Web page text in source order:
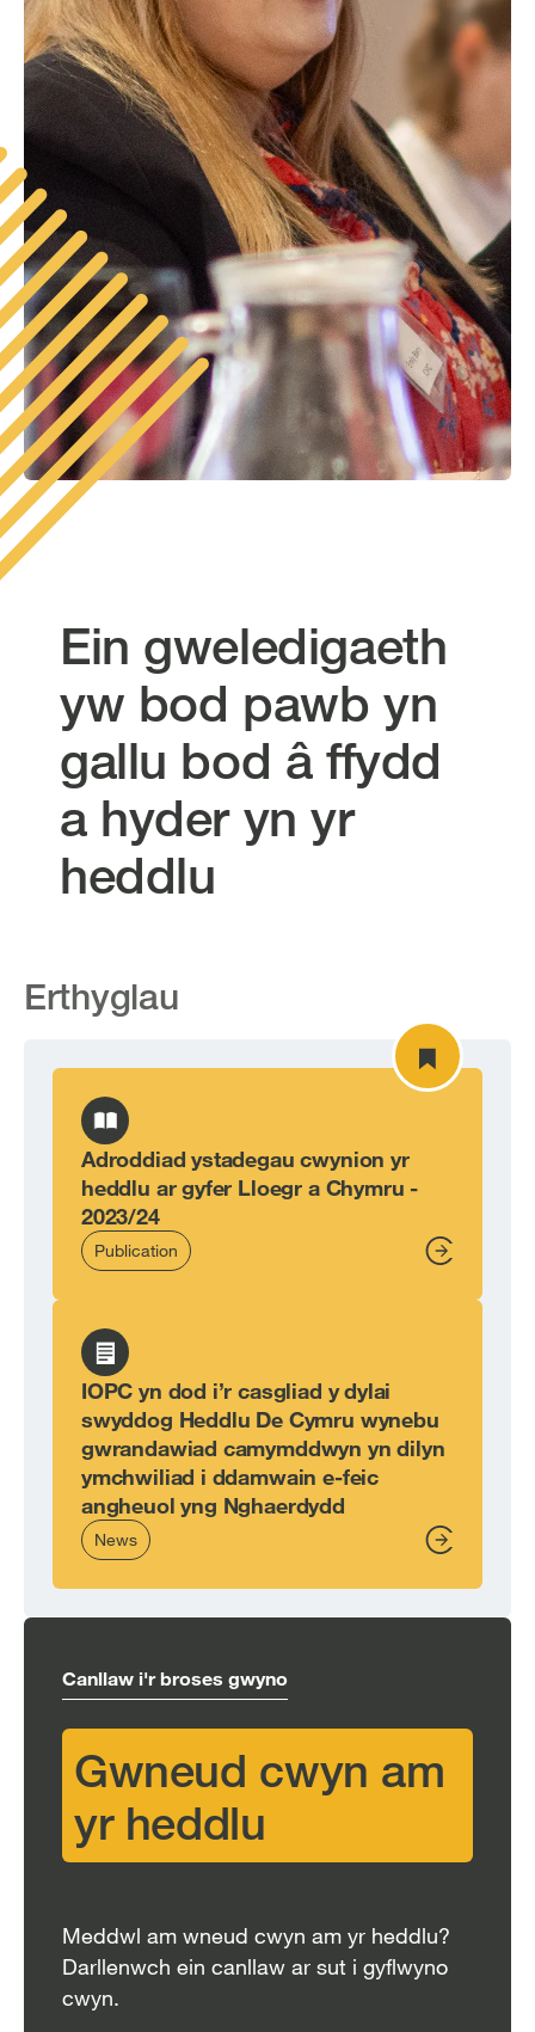
Ein gweledigaeth
yw bod pawb yn
gallu bod â ffydd
a hyder yn yr
heddlu
Erthyglau
Adroddiad ystadegau cwynion yr
heddlu ar gyfer Lloegr a Chymru -
2023/24
From,
Publication
IOPC yn dod i’r casgliad y dylai
swyddog Heddlu De Cymru wynebu
gwrandawiad camymddwyn yn dilyn
ymchwiliad i ddamwain e-feic
angheuol yng Nghaerdydd
From,
News
Canllaw i'r broses gwyno
Gwneud cwyn am
yr heddlu
Meddwl am wneud cwyn am yr heddlu?
Darllenwch ein canllaw ar sut i gyflwyno
cwyn.